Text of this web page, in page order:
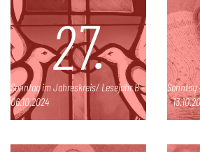
27.
Sonntag im Jahreskreis/ Lesejahr B -
06.10.2024
Sonntag
-